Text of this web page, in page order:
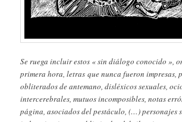
Se ruega incluir estos « sin diálogo conocido »,
primera hora, letras que nunca fueron impresas,
obliterados de antemano, disléxicos sexuales,
intercerebrales, mutuos incomposibles, notas
página, asociados del pestáculo, (…) personajes